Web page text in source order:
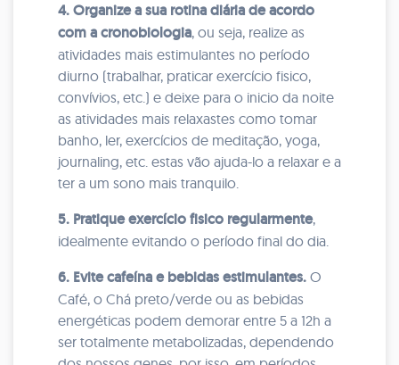
4. Organize a sua rotina diária de acordo
com a cronobiologia, ou seja, realize as
atividades mais estimulantes no período
diurno (trabalhar, praticar exercício fisico,
convívios, etc.) e deixe para o inicio da noite
as atividades mais relaxastes como tomar
banho, ler, exercícios de meditação, yoga,
journaling, etc. estas vão ajuda-lo a relaxar e a
ter a um sono mais tranquilo.
5. Pratique exercício fisico regularmente,
idealmente evitando o período final do dia.
6. Evite cafeína e bebidas estimulantes. O
Café, o Chá preto/verde ou as bebidas
energéticas podem demorar entre 5 a 12h a
ser totalmente metabolizadas, dependendo